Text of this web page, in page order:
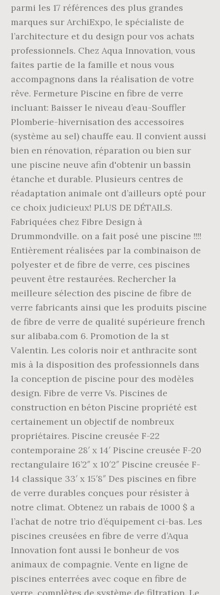
parmi les 17 références des plus grandes
marques sur ArchiExpo, le spécialiste de
l’architecture et du design pour vos achats
professionnels. Chez Aqua Innovation, vous
faites partie de la famille et nous vous
accompagnons dans la réalisation de votre
rêve. Fermeture Piscine en fibre de verre
incluant: Baisser le niveau d’eau-Souffler
Plomberie-hivernisation des accessoires
(système au sel) chauffe eau. Il convient aussi
bien en rénovation, réparation ou bien sur
une piscine neuve afin d'obtenir un bassin
étanche et durable. Plusieurs centres de
réadaptation animale ont d’ailleurs opté pour
ce choix judicieux! PLUS DE DÉTAILS.
Fabriquées chez Fibre Design à
Drummondville. on a fait posé une piscine !!!!
Entièrement réalisées par la combinaison de
polyester et de fibre de verre, ces piscines
peuvent être restaurées. Rechercher la
meilleure sélection des piscine de fibre de
verre fabricants ainsi que les produits piscine
de fibre de verre de qualité supérieure french
sur alibaba.com 6. Promotion de la st
Valentin. Les coloris noir et anthracite sont
mis à la disposition des professionnels dans
la conception de piscine pour des modèles
design. Fibre de verre Vs. Piscines de
construction en béton Piscine propriété est
certainement un objectif de nombreux
propriétaires. Piscine creusée F-22
contemporaine 28′ x 14′ Piscine creusée F-20
rectangulaire 16’2″ x 10′2″ Piscine creusée F-
14 classique 33′ x 15′8″ Des piscines en fibre
de verre durables conçues pour résister à
notre climat. Obtenez un rabais de 1000 $ a
l’achat de notre trio d’équipement ci-bas. Les
piscines creusées en fibre de verre d’Aqua
Innovation font aussi le bonheur de vos
animaux de compagnie. Vente en ligne de
piscines enterrées avec coque en fibre de